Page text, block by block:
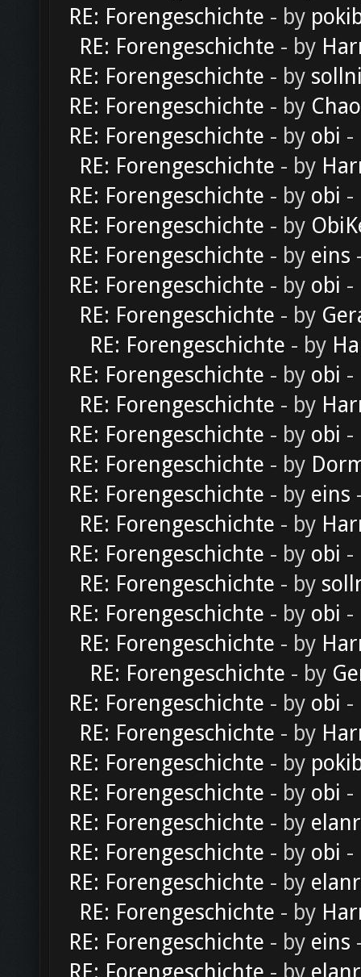
RE: Forengeschichte - by
RE: Forengeschichte - by
RE: Forengeschichte - by
RE: Forengeschichte - by
RE: Forengeschichte - by obi -
RE: Forengeschichte - by
RE: Forengeschichte - by obi -
RE: Forengeschichte - by
RE: Forengeschichte - by eins
RE: Forengeschichte - by obi -
RE: Forengeschichte - by
RE: Forengeschichte - by
RE: Forengeschichte - by obi -
RE: Forengeschichte - by
RE: Forengeschichte - by obi -
RE: Forengeschichte - by
RE: Forengeschichte - by eins
RE: Forengeschichte - by
RE: Forengeschichte - by obi -
RE: Forengeschichte - by
RE: Forengeschichte - by obi -
RE: Forengeschichte - by
RE: Forengeschichte - by
RE: Forengeschichte - by obi -
RE: Forengeschichte - by
RE: Forengeschichte - by
RE: Forengeschichte - by obi -
RE: Forengeschichte - by
RE: Forengeschichte - by obi -
RE: Forengeschichte - by
RE: Forengeschichte - by
RE: Forengeschichte - by eins